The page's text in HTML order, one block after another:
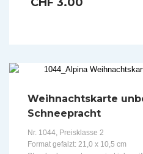
Weihnachtskarte
Schneepracht
Nr. 1044, Preisklasse 2
Format gefalzt: 21,0 x 10,5 cm